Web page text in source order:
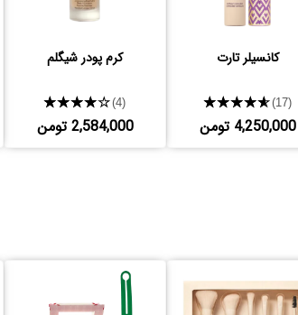
کانسیلر تارت
★★★★★(17)
4,250,000 تومن
کرم پودر شیگلم
★★★★★(4)
2,584,000 تومن